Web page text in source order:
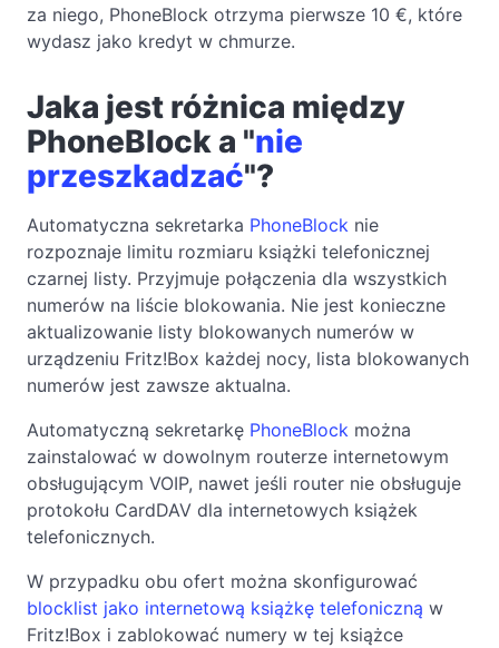
za niego, PhoneBlock otrzyma pierwsze 10 €, które
wydasz jako kredyt w chmurze.
Jaka jest różnica między
PhoneBlock a "nie
przeszkadzać"?
Automatyczna sekretarka PhoneBlock nie
rozpoznaje limitu rozmiaru książki telefonicznej
czarnej listy. Przyjmuje połączenia dla wszystkich
numerów na liście blokowania. Nie jest konieczne
aktualizowanie listy blokowanych numerów w
urządzeniu Fritz!Box każdej nocy, lista blokowanych
numerów jest zawsze aktualna.
Automatyczną sekretarkę PhoneBlock można
zainstalować w dowolnym routerze internetowym
obsługującym VOIP, nawet jeśli router nie obsługuje
protokołu CardDAV dla internetowych książek
telefonicznych.
W przypadku obu ofert można skonfigurować
blocklist jako internetową książkę telefoniczną w
Fritz!Box i zablokować numery w tej książce